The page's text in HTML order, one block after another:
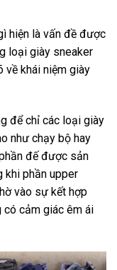
hiện là vấn đề được
loại giày sneaker
về khái niệm giày
để chỉ các loại giày
như chạy bộ hay
đế được sản
khi phần upper
vào sự kết hợp
có cảm giác êm ái